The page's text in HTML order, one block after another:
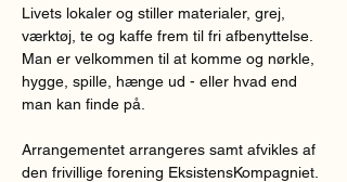
Livets lokaler og stiller materialer, grej,
værktøj, te og kaffe frem til fri afbenyttelse.
Man er velkommen til at komme og nørkle,
hygge, spille, hænge ud - eller hvad end
man kan finde på.
Arrangementet arrangeres samt afvikles af
den frivillige forening EksistensKompagniet.